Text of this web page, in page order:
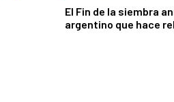
El Fin de la siembra
argentino que hace